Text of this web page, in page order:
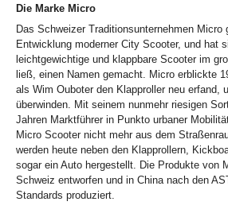
Die Marke Micro
Das Schweizer Traditionsunternehmen Micro
Entwicklung moderner City Scooter, und hat
leichtgewichtige und klappbare Scooter im
ließ, einen Namen gemacht. Micro erblickte
als Wim Ouboter den Klapproller neu erfand,
überwinden. Mit seinem nunmehr riesigen
Jahren Marktführer in Punkto urbaner
Micro Scooter nicht mehr aus dem
werden heute neben den Klapprollern,
sogar ein Auto hergestellt. Die Produkte von
Schweiz entworfen und in China nach den
Standards produziert.